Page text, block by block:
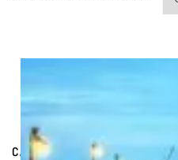
CATEGORÍAS DE PRODUCTOS